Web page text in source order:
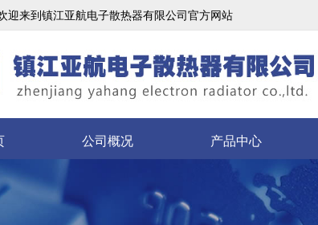
迎来到镇江亚航电子散热器有限公司官方网站
公司概况 产品中心